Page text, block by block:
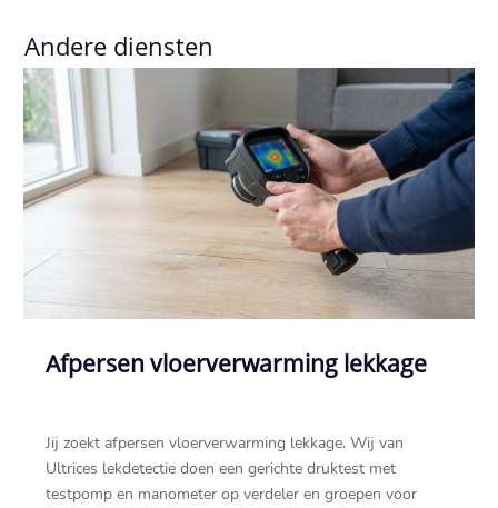
Andere diensten
Afpersen vloerverwarming lekkage
Jij zoekt afpersen vloerverwarming lekkage. Wij van
Ultrices lekdetectie doen een gerichte druktest met
testpomp en manometer op verdeler en groepen voor